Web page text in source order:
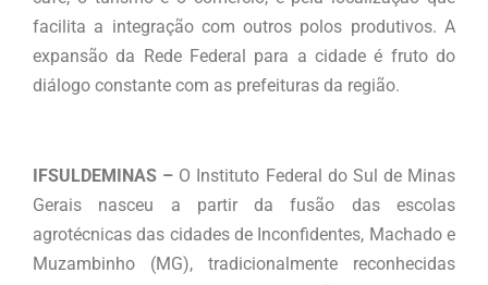
facilita a integração com outros polos produtivos. A
expansão da Rede Federal para a cidade é fruto do
diálogo constante com as prefeituras da região.
IFSULDEMINAS – O Instituto Federal do Sul de Minas
Gerais nasceu a partir da fusão das escolas
agrotécnicas das cidades de Inconfidentes, Machado e
Muzambinho (MG), tradicionalmente reconhecidas